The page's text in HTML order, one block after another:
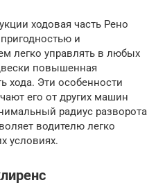
ходовая часть Рено
и
легко управлять в любых
повышенная
хода. Эти особенности
его от других машин
радиус разворота
водителю легко
условиях.